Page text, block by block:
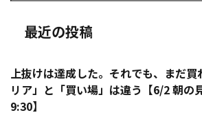
最近の投稿
上抜けは達成した。それでも、まだ
リア」と「買い場」は違う【6/2 朝の
9:30】